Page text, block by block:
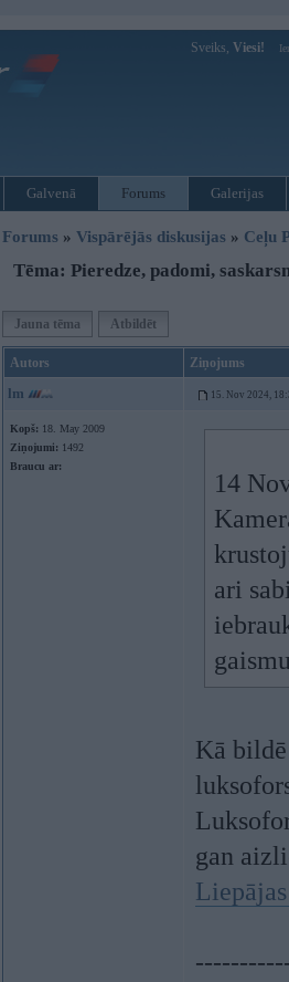
Sveiks, Viesi!
Galvenā Forums Galerijas
Forums » Vispārējās diskusijas » Ceļu
Tēma: Pieredze, padomi,
Jauna tēma Atbildēt
Autors Ziņojums
lm 15. Nov 2024,
Kopš: 18. May 2009
Ziņojumi: 1492
Braucu ar:
14
ari
Kā
gan